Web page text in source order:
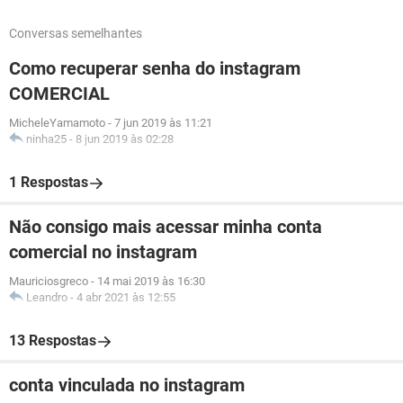
Conversas semelhantes
Como recuperar senha do instagram
COMERCIAL
MicheleYamamoto - 7 jun 2019 às 11:21
ninha25 - 8 jun 2019 às 02:28
1 Respostas
Não consigo mais acessar minha conta
comercial no instagram
Mauriciosgreco - 14 mai 2019 às 16:30
Leandro - 4 abr 2021 às 12:55
13 Respostas
conta vinculada no instagram